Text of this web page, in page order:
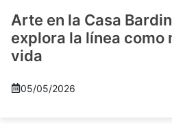
Arte en la Casa
explora la línea como
vida
05/05/2026